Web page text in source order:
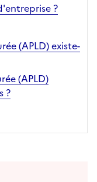
?
(APLD) existe-
(APLD)
?